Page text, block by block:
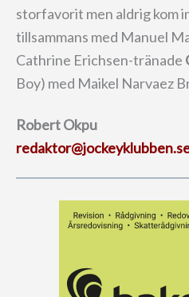
storfavorit men aldrig kom
tillsammans med Manuel
Cathrine Erichsen-tränade
Boy) med Maikel Narvaez
Robert Okpu